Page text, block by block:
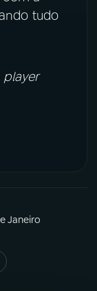
tudo
player
Janeiro